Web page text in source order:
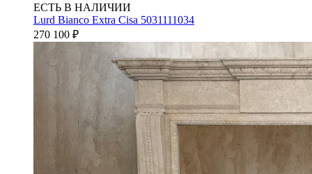
ЕСТЬ В НАЛИЧИИ
Lurd Bianco Extra Cisa 5031111034
270 100 ₽